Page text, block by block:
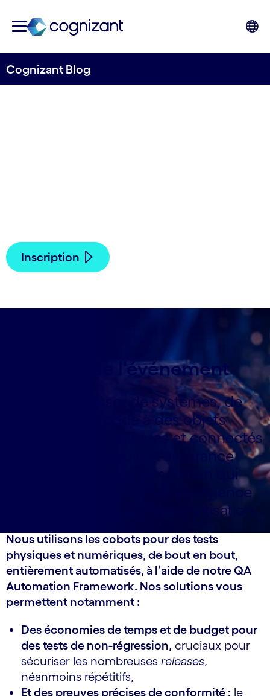
Cognizant Blog
Inscription
A propos de l'événement
Comment passer de systèmes, de
logiciels et de code à des objets
physiques, mécaniques et connectés
? C’est tout l’enjeu de l’assurance
qualité de nouvelle génération qui
combine robotisation et intelligence
artificielle vers plus d’automatisation.
Nous utilisons les cobots pour des tests
physiques et numériques, de bout en bout,
entièrement automatisés, à l’aide de notre QA
Automation Framework. Nos solutions vous
permettent notamment :
Des économies de temps et de budget pour
des tests de non-régression, cruciaux pour
sécuriser les nombreuses releases,
néanmoins répétitifs,
Et des preuves précises de conformité : le